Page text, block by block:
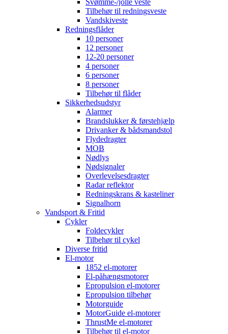
Svømme-/jolle veste
Tilbehør til redningsveste
Vandskiveste
Redningsflåder
10 personer
12 personer
12-20 personer
4 personer
6 personer
8 personer
Tilbehør til flåder
Sikkerhedsudstyr
Alarmer
Brandslukker & førstehjælp
Drivanker & bådsmandstol
Flydedragter
MOB
Nødlys
Nødsignaler
Overlevelsesdragter
Radar reflektor
Redningskrans & kasteliner
Signalhorn
Vandsport & Fritid
Cykler
Foldecykler
Tilbehør til cykel
Diverse fritid
El-motor
1852 el-motorer
El-påhængsmotorer
Epropulsion el-motorer
Epropulsion tilbehør
Motorguide
MotorGuide el-motorer
ThrustMe el-motorer
Tilbehør til el-motor